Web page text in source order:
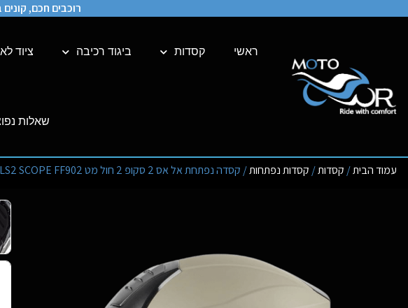
רוכבים חכם,
ראשי קסדות ביגוד רכיבה ציוד
שאלות
עמוד הבית/ קסדות/ קסדות נפתחות/ קסדה נפתחת אל אס 2 סקופ 2 חול מט LS2 SCOPE FF902